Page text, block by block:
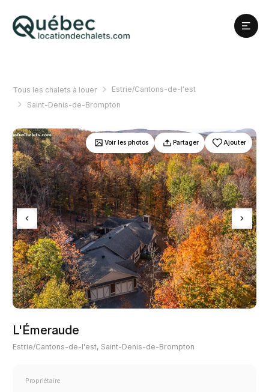
Tous les chalets à louer
Estrie/Cantons-de-l'est
Saint-Denis-de-Brompton
L'Émeraude
Estrie/Cantons-de-l'est, Saint-Denis-de-Brompton
Propriétaire
Voir les photos Partager Ajouter